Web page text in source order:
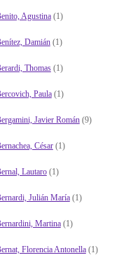
Agustina(1)
Damián(1)
Thomas(1)
Paula(1)
Javier Román(9)
César(1)
Lautaro(1)
Julián María(1)
Martina(1)
Florencia Antonella(1)